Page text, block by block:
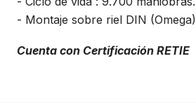
- Montaje sobre riel DIN (Omega)
Cuenta con Certificación RETIE